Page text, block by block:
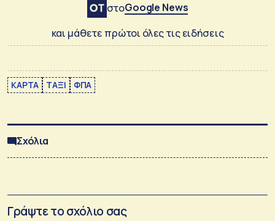
στοGoogle News
και μάθετε πρώτοι όλες τις ειδήσεις
ΚΑΡΤΑ ΤΑΞΙ ΦΠΑ
Σχόλια
Γράψτε το σχόλιο σας